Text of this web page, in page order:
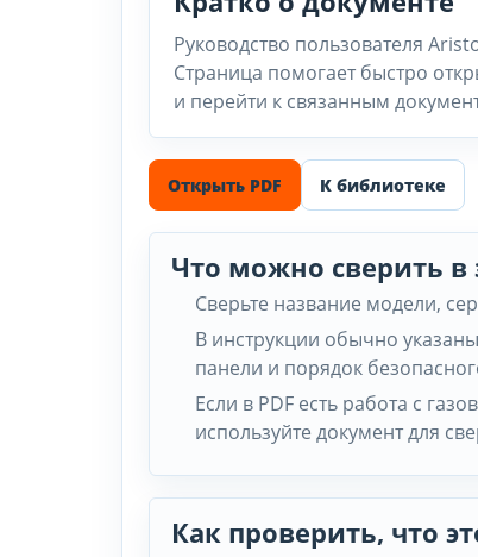
Руководство пользователя
Страница помогает быстро
и перейти к связанным
Открыть PDF К библиотеке
Что можно сверить в
Сверьте название модели,
В инструкции обычно
панели и порядок
Если в PDF есть работа с
используйте документ для
Как проверить, что